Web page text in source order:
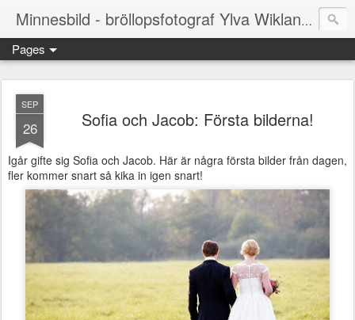
Minnesbild - bröllopsfotograf Ylva Wikland
Pages
SEP
26 Sofia och Jacob: Första bilderna!
Igår gifte sig Sofia och Jacob. Här är några första bilder från dagen,
fler kommer snart så kika in igen snart!